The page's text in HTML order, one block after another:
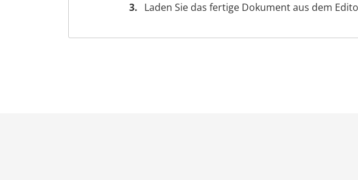
Laden Sie das fertige Dokument aus dem